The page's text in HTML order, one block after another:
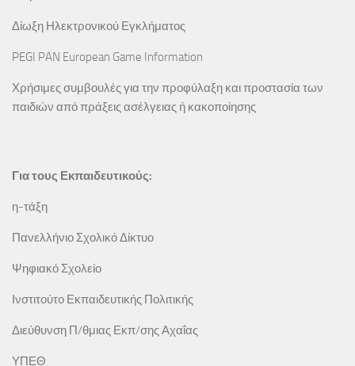
Δίωξη Ηλεκτρονικού Εγκλήματος
PEGI PAN European Game Information
Χρήσιμες συμβουλές για την προφύλαξη και προστασία των
παιδιών από πράξεις ασέλγειας ή κακοποίησης
Για τους Εκπαιδευτικούς:
η-τάξη
Πανελλήνιο Σχολικό Δίκτυο
Ψηφιακό Σχολείο
Ινστιτούτο Εκπαιδευτικής Πολιτικής
Διεύθυνση Π/θμιας Εκπ/σης Αχαΐας
ΥΠΕΘ